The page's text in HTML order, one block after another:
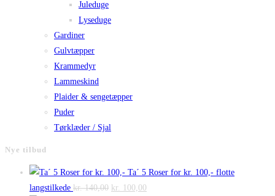
Juleduge
Lyseduge
Gardiner
Gulvtæpper
Krammedyr
Lammeskind
Plaider & sengetæpper
Puder
Tørklæder / Sjal
Nye tilbud
Ta´ 5 Roser for kr. 100,- flotte
langstilkede kr.140,00 Den
kr. 100,00